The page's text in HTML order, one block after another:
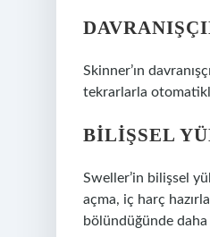
Skinner’ın
tekrarlarla
BILIŞSEL
Sweller’in bilişsel
açma, iç harç
bölündüğünde